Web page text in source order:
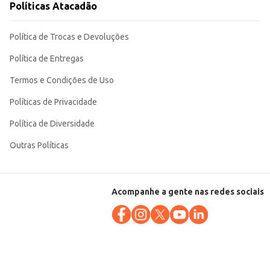
Políticas Atacadão
Política de Trocas e Devoluções
Política de Entregas
Termos e Condições de Uso
Políticas de Privacidade
Política de Diversidade
Outras Políticas
Acompanhe a gente nas redes sociais